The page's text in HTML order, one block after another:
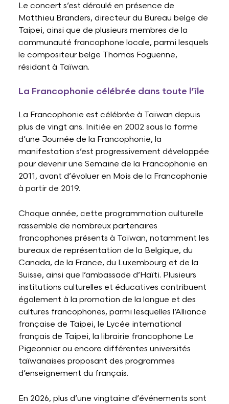
Le concert s’est déroulé en présence de
Matthieu Branders, directeur du Bureau belge de
Taipei, ainsi que de plusieurs membres de la
communauté francophone locale, parmi lesquels
le compositeur belge Thomas Foguenne,
résidant à Taïwan.
La Francophonie célébrée dans toute l’île
La Francophonie est célébrée à Taïwan depuis
plus de vingt ans. Initiée en 2002 sous la forme
d’une Journée de la Francophonie, la
manifestation s’est progressivement développée
pour devenir une Semaine de la Francophonie en
2011, avant d’évoluer en Mois de la Francophonie
à partir de 2019.
Chaque année, cette programmation culturelle
rassemble de nombreux partenaires
francophones présents à Taïwan, notamment les
bureaux de représentation de la Belgique, du
Canada, de la France, du Luxembourg et de la
Suisse, ainsi que l’ambassade d’Haïti. Plusieurs
institutions culturelles et éducatives contribuent
également à la promotion de la langue et des
cultures francophones, parmi lesquelles l’Alliance
française de Taipei, le Lycée international
français de Taipei, la librairie francophone Le
Pigeonnier ou encore différentes universités
taïwanaises proposant des programmes
d’enseignement du français.
En 2026, plus d’une vingtaine d’événements sont